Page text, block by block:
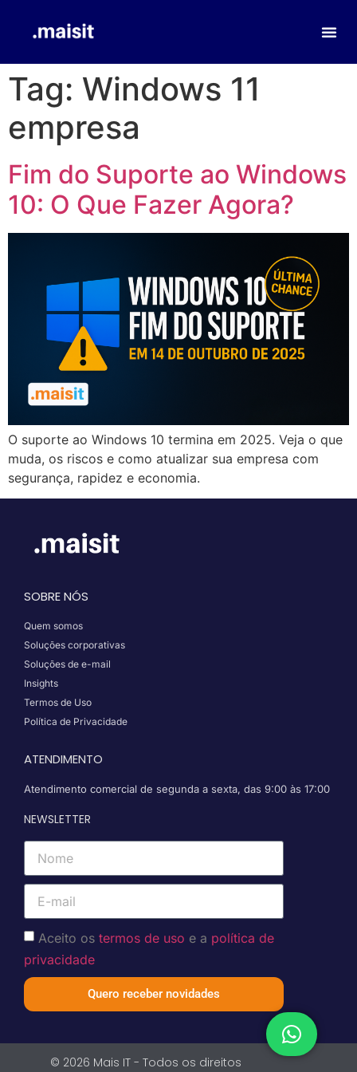
Tag: Windows 11
empresa
Fim do Suporte ao Windows
10: O Que Fazer Agora?
O suporte ao Windows 10 termina em 2025. Veja o que
muda, os riscos e como atualizar sua empresa com
segurança, rapidez e economia.
SOBRE NÓS
Quem somos
Soluções corporativas
Soluções de e-mail
Insights
Termos de Uso
Política de Privacidade
ATENDIMENTO
Atendimento comercial de segunda a sexta, das 9:00 às 17:00
NEWSLETTER
Aceito os termos de uso e a política de
privacidade
Quero receber novidades
© 2026 Mais IT - Todos os direitos